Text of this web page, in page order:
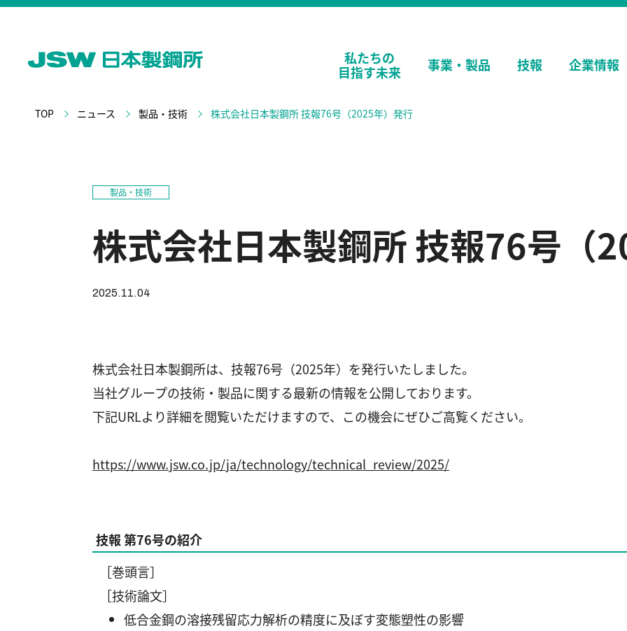
私たちの
目指す未来
事業・ 製品 技報 企業情報
TOP ニュース 製品・技術 株式会社日本製鋼所 技報76号（2025年）発行
製品・技術
株式会社日本製鋼所 技報76号（
2025.11.04
株式会社日本製鋼所は、技報76号（2025年）を発行いたしました。
当社グループの技術・製品に関する最新の情報を公開しております。
下記URLより詳細を閲覧いただけますので、この機会にぜひご高覧ください。
https://www.jsw.co.jp/ja/technology/technical_review/2025/
技報 第76号の紹介
［巻頭言］
［技術論文］
低合金鋼の溶接残留応力解析の精度に及ぼす変態塑性の影響